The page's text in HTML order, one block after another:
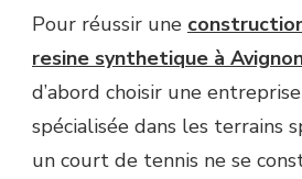
Pour réussir une
resine synthetique à
d’abord choisir une
spécialisée dans les terrains
un court de tennis ne se